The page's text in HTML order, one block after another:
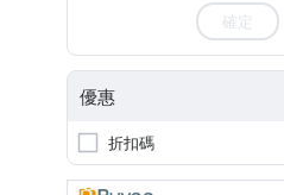
確定
優惠
折扣碼